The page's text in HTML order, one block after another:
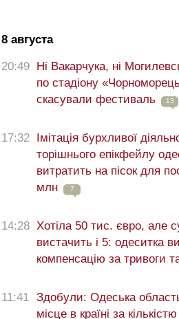
8 августа
20:49 Ні Вакарчука, ні
по стадіону
скасували фестиваль
13
17:32 Імітація бурхливої
торішнього епікфейлу
витратить на пісок для
млн
7
14:28 Хотіла 50 тис. євро, але
вистачить і 5: одеситка
компенсацію за тривоги
11:41
Здобули: Одеська
місце в країні за